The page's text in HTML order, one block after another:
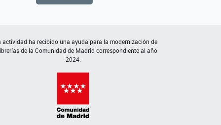
actividad ha recibido una ayuda para la modernización de
de la Comunidad de Madrid correspondiente al año
2024.